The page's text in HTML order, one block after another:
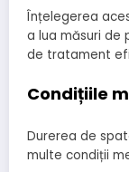
Înțelegerea
a lua măsuri de
de tratament
Condițiile
Durerea de
multe condiții